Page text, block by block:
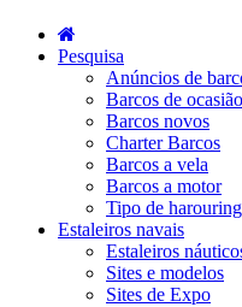
Pesquisa
Anúncios de
Barcos de ocasião
Barcos novos
Charter Barcos
Barcos a vela
Barcos a motor
Tipo de harouring
Estaleiros navais
Estaleiros
Sites e modelos
Sites de Expo